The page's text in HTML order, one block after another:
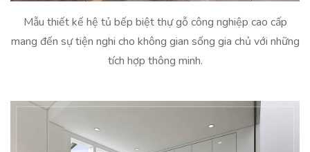
Mẫu thiết kế hệ tủ bếp biệt thự gỗ công nghiệp cao cấp
mang đến sự tiện nghi cho không gian sống gia chủ với những
tích hợp thông minh.